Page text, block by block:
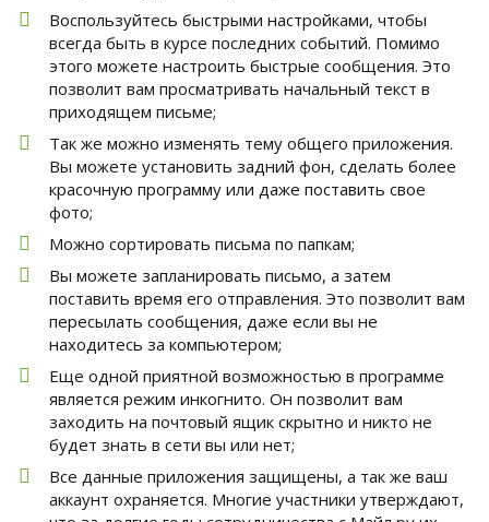
Воспользуйтесь быстрыми настройками, чтобы
всегда быть в курсе последних событий. Помимо
этого можете настроить быстрые сообщения. Это
позволит вам просматривать начальный текст в
приходящем письме;
Так же можно изменять тему общего приложения.
Вы можете установить задний фон, сделать более
красочную программу или даже поставить свое
фото;
Можно сортировать письма по папкам;
Вы можете запланировать письмо, а затем
поставить время его отправления. Это позволит вам
пересылать сообщения, даже если вы не
находитесь за компьютером;
Еще одной приятной возможностью в программе
является режим инкогнито. Он позволит вам
заходить на почтовый ящик скрытно и никто не
будет знать в сети вы или нет;
Все данные приложения защищены, а так же ваш
аккаунт охраняется. Многие участники утверждают,